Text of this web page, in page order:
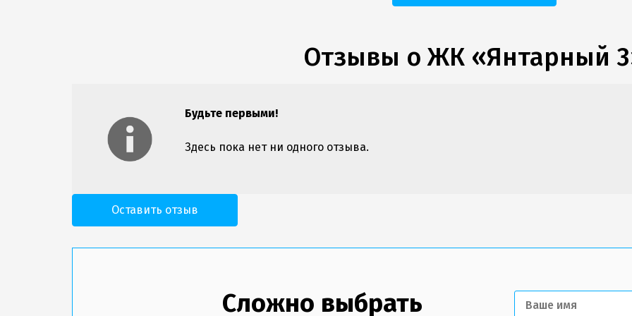
Отзывы о ЖК «Янтарный
Будьте первыми!
Здесь пока нет ни одного отзыва.
Оставить отзыв
Сложно выбрать